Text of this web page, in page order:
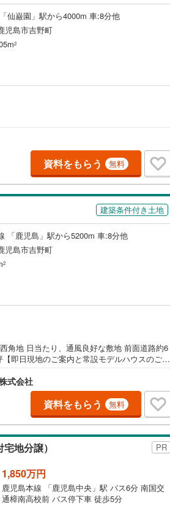
仙巌園」駅から4000m 車:8分他
児島市吉野町
2
資料をもらう 無料
建築条件付き土地
「鹿児島」駅から5200m 車:8分他
児島市吉野町
2
角地 日当たり、通風良好な敷地 前面道路約6
即日現地のご案内と常設モデルハウスのご見
すみか～ 自由設計でお客様のご要望を叶え
でお好きに建築プランを作れます！】【よか
30以上のプランから間取りを選べます】【C
も抑えたプランをご提案！】などそれぞれの
っております！土地探し、お家探し、注文住
住宅のことなら南日本ハウスにお任せくださ
3ヵ月以内に当社指定の建築会社と建築請負
付金等の土地代金はお返しします。
式会社
資料をもらう 無料
地分譲） PR
1,850万円
鹿児島本線 「鹿児島中央」駅 バス6分 南国交
通樟南高校前 バス停下車 徒歩5分